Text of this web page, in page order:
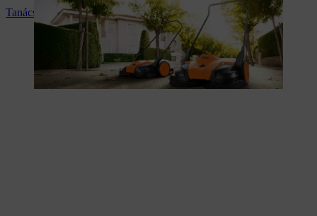
Tanácsadás és termékismertetés